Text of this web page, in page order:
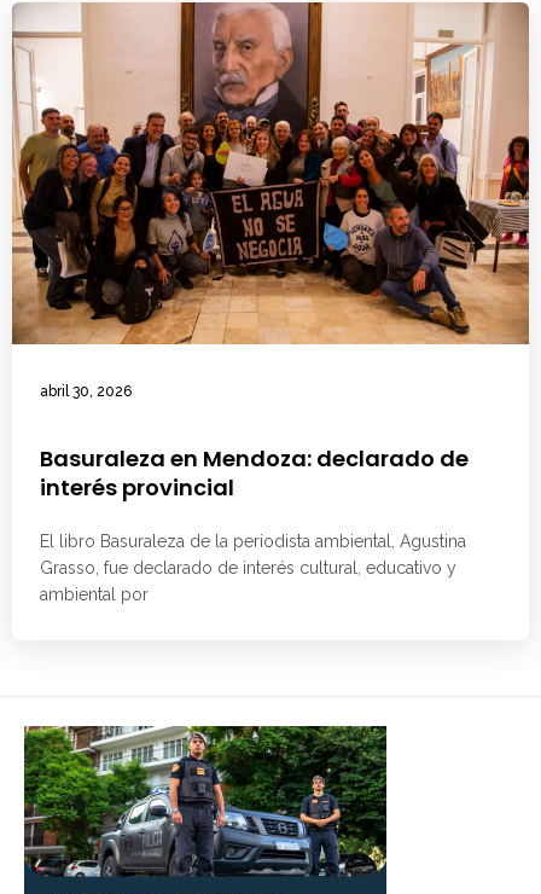
abril 30, 2026
Basuraleza en Mendoza: declarado de
interés provincial
El libro Basuraleza de la periodista ambiental, Agustina
Grasso, fue declarado de interés cultural, educativo y
ambiental por